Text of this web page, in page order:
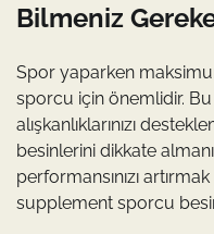
Bilmeniz
Spor yaparken
sporcu için önemlidir.
alışkanlıklarınızı
besinlerini dikkate
performansınızı
supplement sporcu